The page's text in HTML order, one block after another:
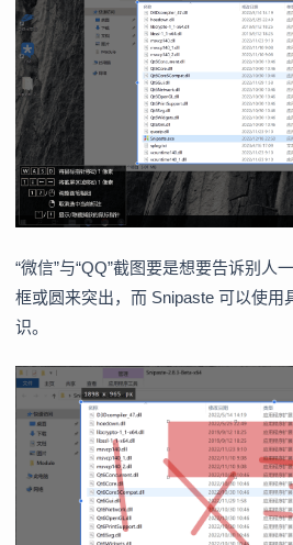
“微信”与“QQ”截图要是想要告诉别人
框或圆来突出，而 Snipaste 可以使用
识。